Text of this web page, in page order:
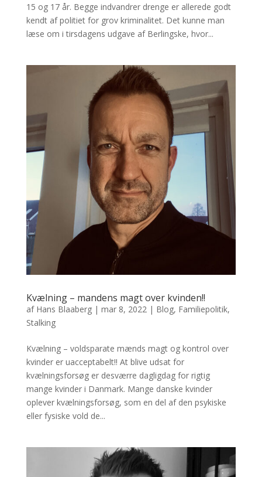
15 og 17 år. Begge indvandrer drenge er allerede godt
kendt af politiet for grov kriminalitet. Det kunne man
læse om i tirsdagens udgave af Berlingske, hvor...
Kvælning – mandens magt over kvinden!!
af Hans Blaaberg| mar 8, 2022 | Blog, Familiepolitik,
Stalking
Kvælning – voldsparate mænds magt og kontrol over
kvinder er uacceptabelt!! At blive udsat for
kvælningsforsøg er desværre dagligdag for rigtig
mange kvinder i Danmark. Mange danske kvinder
oplever kvælningsforsøg, som en del af den psykiske
eller fysiske vold de...